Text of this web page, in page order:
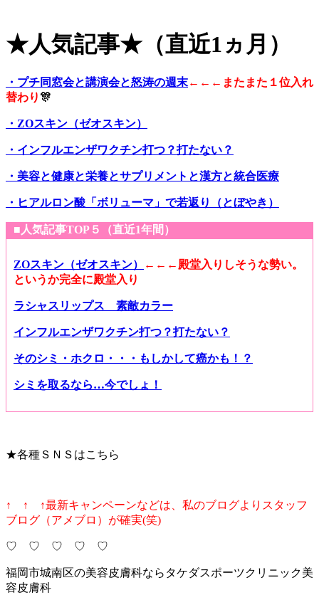
★人気記事★（直近1ヵ月）
・プチ同窓会と講演会と怒涛の週末←←←またまた１位入れ
替わり 🎊
・ZOスキン（ゼオスキン）
・インフルエンザワクチン打つ？打たない？
・美容と健康と栄養とサプリメントと漢方と統合医療
・ヒアルロン酸「ボリューマ」で若返り（とぼやき）
■人気記事TOP５（直近1年間）
ZOスキン（ゼオスキン）
←←←殿堂入りしそうな勢い。
というか完全に殿堂入り
ラシャスリップス 素敵カラー
インフルエンザワクチン打つ？打たない？
そのシミ・ホクロ・・・もしかして癌かも！？
シミを取るなら…今でしょ！
★各種ＳＮＳはこちら
↑ ↑ ↑最新キャンペーンなどは、私のブログよりスタッフ
ブログ（アメブロ）が確実(笑)
♡ ♡ ♡ ♡ ♡
福岡市城南区の美容皮膚科ならタケダスポーツクリニック美
容皮膚科